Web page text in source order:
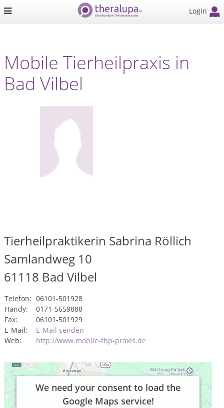
Login
Mobile Tierheilpraxis in
Bad Vilbel
Tierheilpraktikerin Sabrina Röllich
Samlandweg 10
61118 Bad Vilbel
Telefon: 06101-501928
Handy:
0171-5659888
Fax:
06101-501929
E-Mail:
E-Mail senden
Web:
http://www.mobile-thp-praxis.de
We need your consent to load the
Google Maps service!